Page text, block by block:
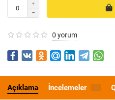
0 yorum
Açıklama İncelemeler 0